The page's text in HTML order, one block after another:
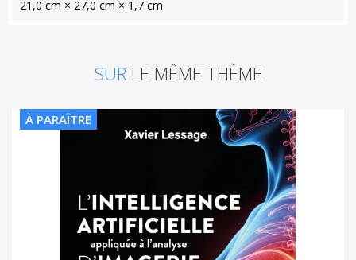
21,0 cm × 27,0 cm × 1,7 cm
SUR LE MÊME THÈME
À PARAÎTRE